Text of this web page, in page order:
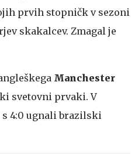
prvih stopničk v sezoni
skakalcev. Zmagal je
Manchester
svetovni prvaki. V
4:0 ugnali brazilski